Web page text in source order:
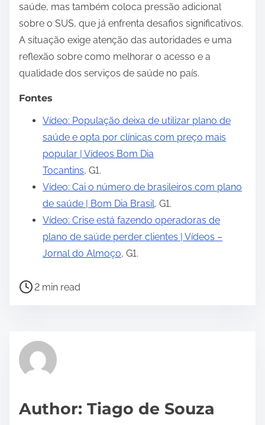
saúde, mas também coloca pressão adicional
sobre o SUS, que já enfrenta desafios significativos.
A situação exige atenção das autoridades e uma
reflexão sobre como melhorar o acesso e a
qualidade dos serviços de saúde no país.
Fontes
Vídeo: População deixa de utilizar plano de
saúde e opta por clínicas com preço mais
popular | Vídeos Bom Dia
Tocantins, G1.
Vídeo: Cai o número de brasileiros com plano
de saúde | Bom Dia Brasil, G1.
Vídeo: Crise está fazendo operadoras de
plano de saúde perder clientes | Vídeos –
Jornal do Almoço, G1.
P
r
e
t
2 min read
Author: Tiago de Souza